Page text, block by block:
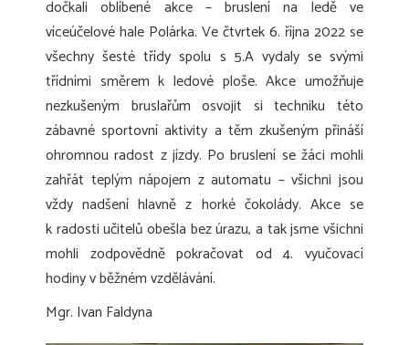
dočkali oblíbené akce – bruslení na ledě ve
víceúčelové hale Polárka. Ve čtvrtek 6. října 2022 se
všechny šesté třídy spolu s 5.A vydaly se svými
třídními směrem k ledové ploše. Akce umožňuje
nezkušeným bruslařům osvojit si techniku této
zábavné sportovní aktivity a těm zkušeným přináší
ohromnou radost z jízdy. Po bruslení se žáci mohli
zahřát teplým nápojem z automatu – všichni jsou
vždy nadšení hlavně z horké čokolády. Akce se
k radosti učitelů obešla bez úrazu, a tak jsme všichni
mohli zodpovědně pokračovat od 4. vyučovací
hodiny v běžném vzdělávání.
Mgr. Ivan Faldyna